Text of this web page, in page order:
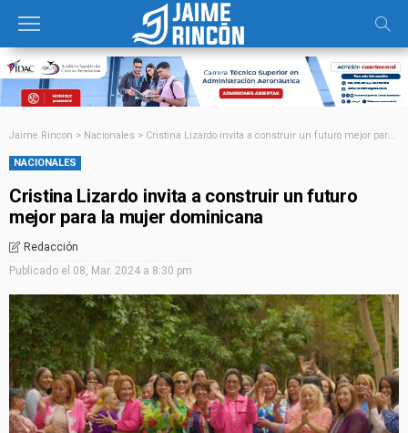
Jaime Rincon > Nacionales > Cristina Lizardo invita a construir un futuro mejor para la mujer dominicana
NACIONALES
Cristina Lizardo invita a construir un futuro
mejor para la mujer dominicana
Redacción
Publicado el 08, Mar. 2024 a 8:30 pm